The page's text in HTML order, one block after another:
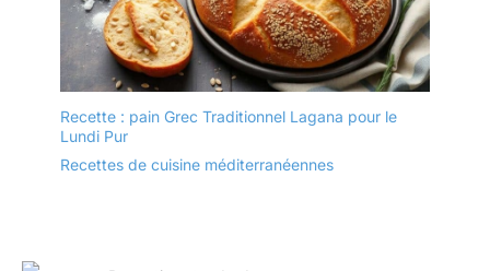
Recette : pain Grec Traditionnel Lagana pour le
Lundi Pur
Recettes de cuisine méditerranéennes